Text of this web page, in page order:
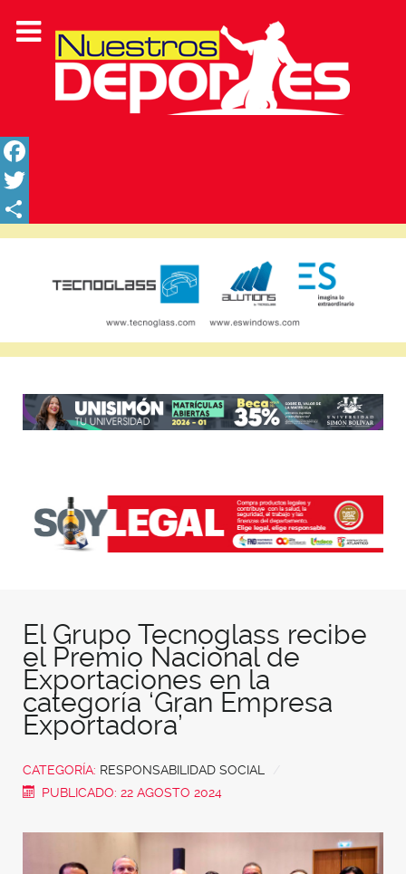
Facebook
Twitter
Share
El Grupo Tecnoglass recibe
el Premio Nacional de
Exportaciones en la
categoría ‘Gran Empresa
Exportadora’
CATEGORÍA: RESPONSABILIDAD SOCIAL
PUBLICADO: 22 AGOSTO 2024